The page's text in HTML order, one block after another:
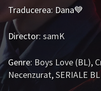
BL Japonia
Bromance / BL China
BL Philipine
LGBTQ+ NON-ASIA
Traducerea: Dana💙
Director: samK
Genre: Boys Love (BL),
Necenzurat,SERIALE BL